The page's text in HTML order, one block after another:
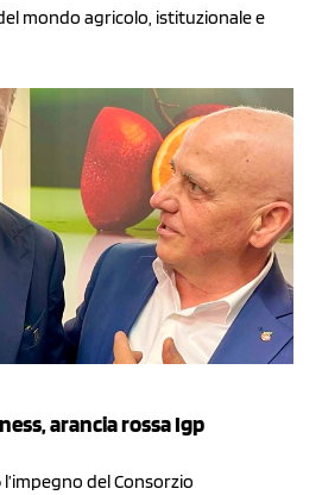
mondo agricolo, istituzionale e
arancia rossa Igp
del Consorzio